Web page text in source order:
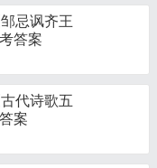
忌讽齐王
答案
代诗歌五
案